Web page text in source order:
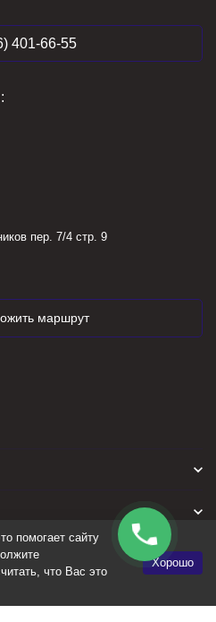
401-66-55
пер. 7/4 стр. 9
маршрут
помогает сайту
что Вас это
Хорошо